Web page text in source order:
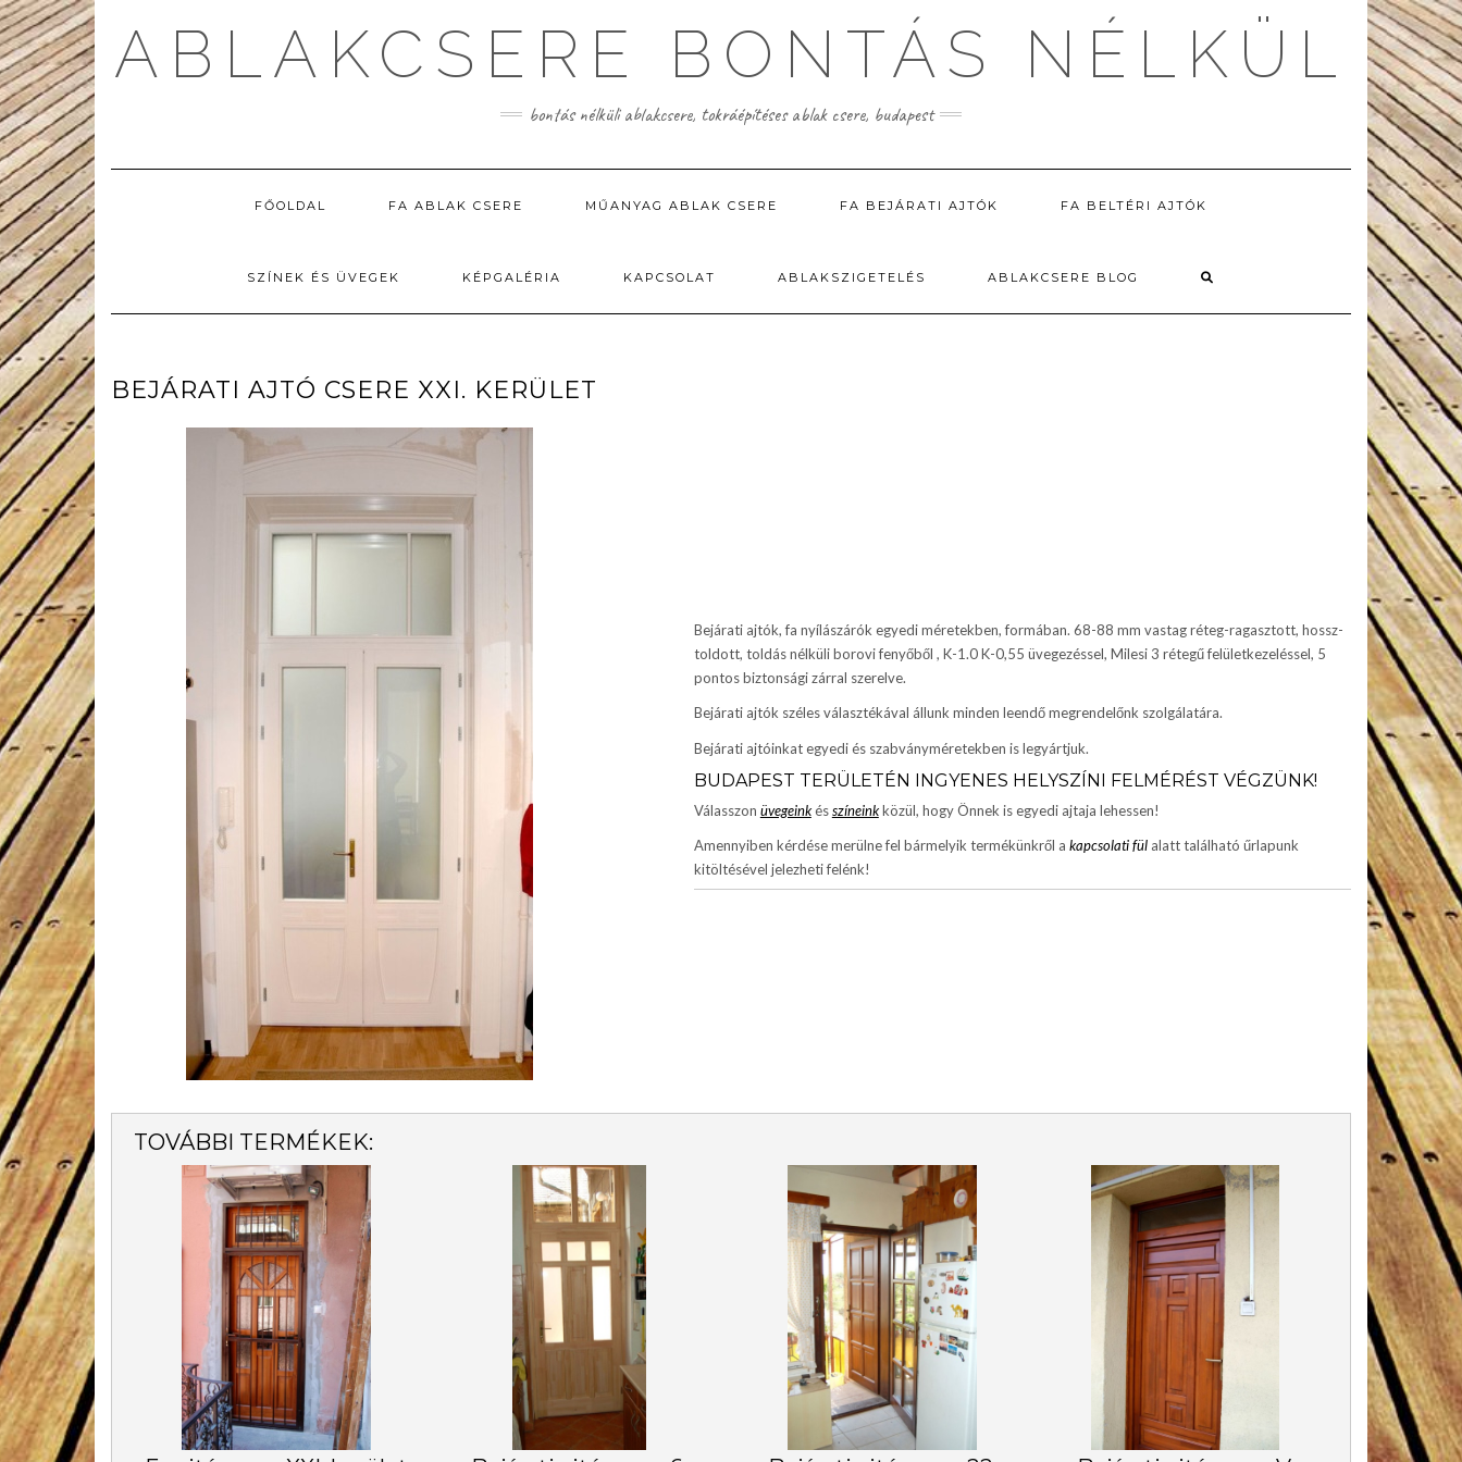
Skip
to
content
ABLAKCSERE BONTÁS NÉLKÜL
bontás nélküli ablakcsere, tokráépítéses ablak csere, budapest
FŐOLDAL FA ABLAK CSERE MŰANYAG ABLAK CSERE FA BEJÁRATI AJTÓK FA BELTÉRI AJTÓK
SZÍNEK ÉS ÜVEGEK KÉPGALÉRIA KAPCSOLAT ABLAKSZIGETELÉS ABLAKCSERE BLOG
BEJÁRATI AJTÓ CSERE XXI. KERÜLET
Bejárati ajtók, fa nyílászárók egyedi méretekben, formában. 68-88 mm vastag réteg-ragasztott, hossz-
toldott, toldás nélküli borovi fenyőből , K-1.0 K-0,55 üvegezéssel, Milesi 3 rétegű felületkezeléssel, 5
pontos biztonsági zárral szerelve.
Bejárati ajtók széles választékával állunk minden leendő megrendelőnk szolgálatára.
Bejárati ajtóinkat egyedi és szabványméretekben is legyártjuk.
BUDAPEST TERÜLETÉN INGYENES HELYSZÍNI FELMÉRÉST VÉGZÜNK!
Válasszon üvegeinkésszíneinkközül, hogy Önnek is egyedi ajtaja lehessen!
Amennyiben kérdése merülne fel bármelyik termékünkről a kapcsolati fül alatt található űrlapunk
kitöltésével jelezheti felénk!
TOVÁBBI TERMÉKEK: